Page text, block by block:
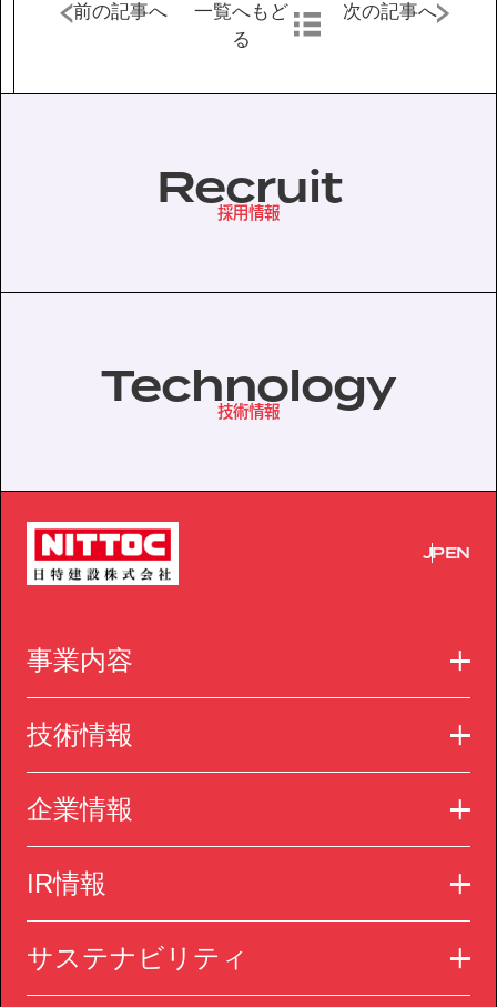
個人情報等保護ポリシー
前の記事へ
一覧へもど
る
次の記事へ
Recruit
採用情報
Technology
技術情報
JPEN
事業内容
技術情報
企業情報
IR情報
サステナビリティ